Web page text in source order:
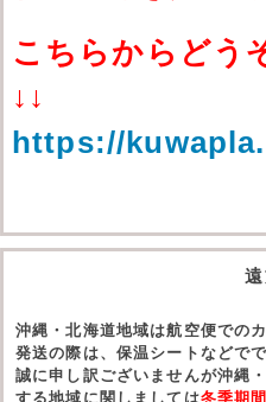
こちらからどう
↓↓
https://
沖縄・北海道地域は航空便での
発送の際は、保温シートなどで
誠に申し訳ございませんが沖縄
する地域に関しましては冬季期